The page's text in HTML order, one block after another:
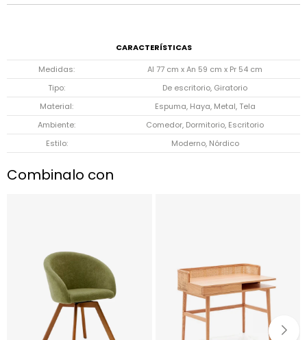
CARACTERÍSTICAS
Medidas
Al 77 cm x An 59 cm x Pr 54 cm
Tipo
De escritorio, Giratorio
Material
Espuma, Haya, Metal, Tela
Ambiente
Comedor, Dormitorio, Escritorio
Estilo
Moderno, Nórdico
Combinalo con